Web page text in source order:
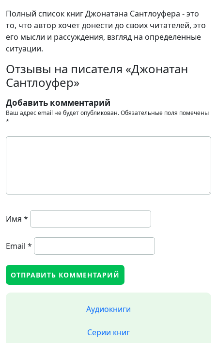
Полный список книг Джонатана Сантлоуфера - это
то, что автор хочет донести до своих читателей, это
его мысли и рассуждения, взгляд на определенные
ситуации.
Отзывы на писателя «Джонатан
Сантлоуфер»
Добавить комментарий
Ваш адрес email не будет опубликован.Обязательные поля помечены
*
Имя *
Email *
Аудиокниги
Серии книг